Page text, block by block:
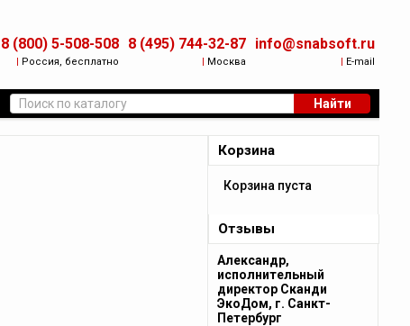
8 (800) 5-508-508
| Россия, бесплатно
8 (495) 744-32-87
| Москва
info@snabsoft.ru
| E-mail
Найти
Корзина
Корзина пуста
Отзывы
Александр,
исполнительный
директор Сканди
ЭкоДом, г. Санкт-
Петербург